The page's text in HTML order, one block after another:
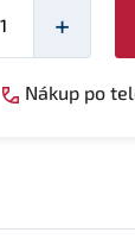
+
Nákup po